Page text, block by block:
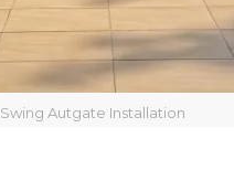
Swing Autgate Installation